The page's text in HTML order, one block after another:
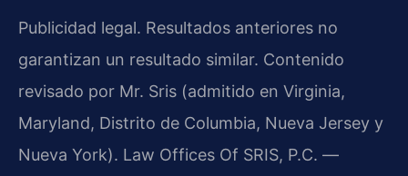
Publicidad legal. Resultados anteriores no
garantizan un resultado similar. Contenido
revisado por Mr. Sris (admitido en Virginia,
Maryland, Distrito de Columbia, Nueva Jersey y
Nueva York). Law Offices Of SRIS, P.C. —